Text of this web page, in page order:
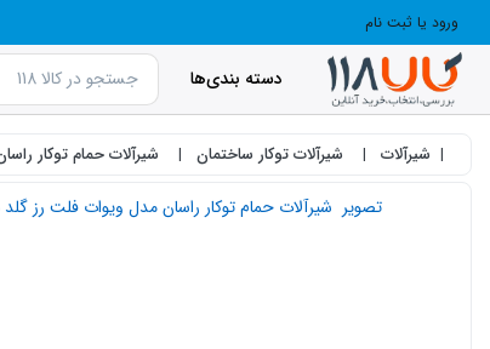
ورود یا ثبت نام
دسته بندی‌ها
شیرآلات شیرآلات توکار ساختمان شیرآلات حمام توکار